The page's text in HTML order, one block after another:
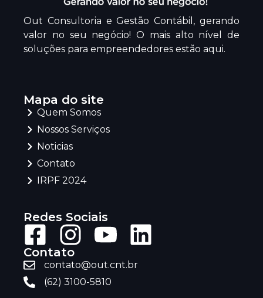
Out Consultoria e Gestão Contábil, gerando
valor no seu negócio! O mais alto nível de
soluções para empreendedores estão aqui.
Mapa do site
Quem Somos
Nossos Serviços
Noticias
Contato
IRPF 2024
Redes Sociais
Contato
contato@out.cnt.br
(62) 3100-5810